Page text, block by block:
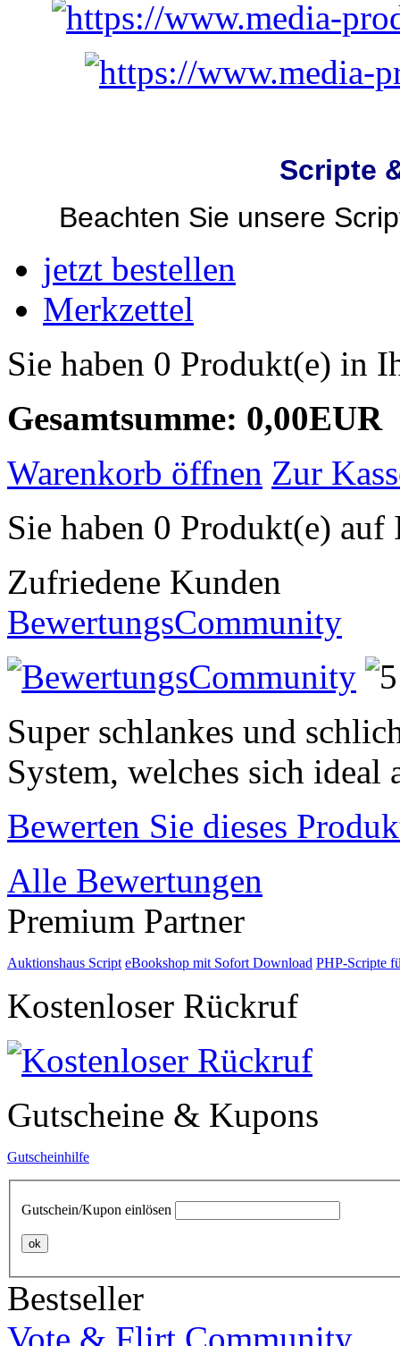
Scripte
Beachten Sie unsere
jetzt bestellen
Merkzettel
Sie haben 0 Produkt(e) in
Gesamtsumme: 0,00EUR
Warenkorb öffnen Zur
Sie haben 0 Produkt(e)
Zufriedene Kunden
BewertungsCommunity
Super schlankes und
System, welches sich
Bewerten Sie dieses
Alle Bewertungen
Premium Partner
Auktionshaus Script eBookshop mit Sofort Download PHP-Scripte
Kostenloser Rückruf
Gutscheine & Kupons
Gutscheinhilfe
Gutschein/Kupon einlösen
ok
Bestseller
Vote & Flirt Community